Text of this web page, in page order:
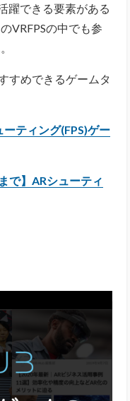
躍できる要素がある
VRFPSの中でも参
すめできるゲームタ
ティング(FPS)ゲー
で】ARシューティ